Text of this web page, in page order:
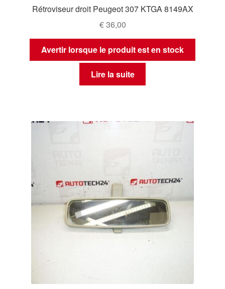
Rétroviseur droit Peugeot 307 KTGA 8149AX
€36,00
Avertir lorsque le produit est en stock
Lire la suite